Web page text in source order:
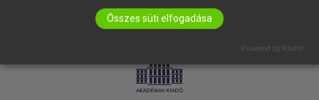
LICENCSZERZŐDÉS ADATVÉDELEM
Összes süti elfogadása
Powered by Klaro!